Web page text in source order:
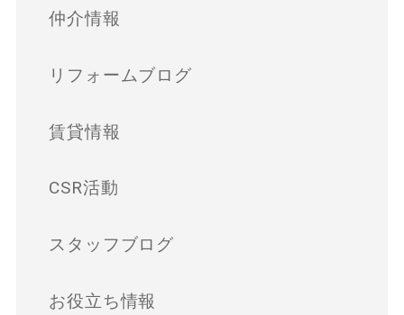
仲介情報
リフォームブログ
賃貸情報
CSR活動
スタッフブログ
お役立ち情報